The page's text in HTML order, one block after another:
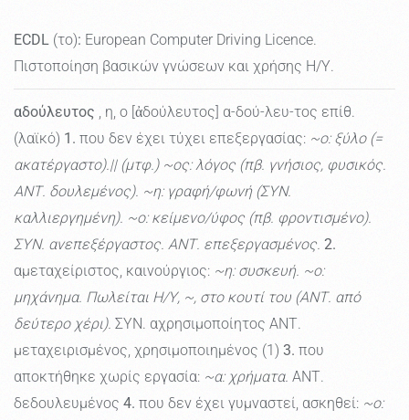
ECDL (το): European Computer Driving Licence.
Πιστοποίηση βασικών γνώσεων και χρήσης Η/Υ.
αδούλευτος , η, ο [ἀδούλευτος] α-δού-λευ-τος επίθ.
(λαϊκό) 1. που δεν έχει τύχει επεξεργασίας: ~o: ξύλο (=
ακατέργαστο).|| (μτφ.) ~ος: λόγος (πβ. γνήσιος, φυσικός.
ΑΝΤ. δουλεμένος). ~η: γραφή/φωνή (ΣΥΝ.
καλλιεργημένη). ~ο: κείμενο/ύφος (πβ. φροντισμένο).
ΣΥΝ. ανεπεξέργαστος. ΑΝΤ. επεξεργασμένος. 2.
αμεταχείριστος, καινούργιος: ~η: συσκευή. ~ο:
μηχάνημα. Πωλείται Η/Υ, ~, στο κουτί του (ΑΝΤ. από
δεύτερο χέρι). ΣΥΝ. αχρησιμοποίητος ΑΝΤ.
μεταχειρισμένος, χρησιμοποιημένος (1) 3. που
αποκτήθηκε χωρίς εργασία: ~α: χρήματα. ΑΝΤ.
δεδουλευμένος 4. που δεν έχει γυμναστεί, ασκηθεί: ~ο: